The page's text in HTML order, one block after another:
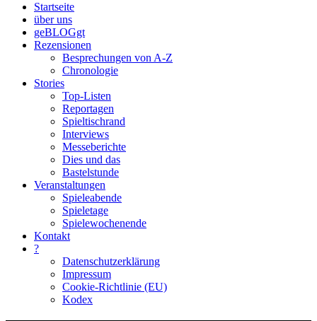
Startseite
über uns
geBLOGgt
Rezensionen
Besprechungen von A-Z
Chronologie
Stories
Top-Listen
Reportagen
Spieltischrand
Interviews
Messeberichte
Dies und das
Bastelstunde
Veranstaltungen
Spieleabende
Spieletage
Spielewochenende
Kontakt
?
Datenschutzerklärung
Impressum
Cookie-Richtlinie (EU)
Kodex